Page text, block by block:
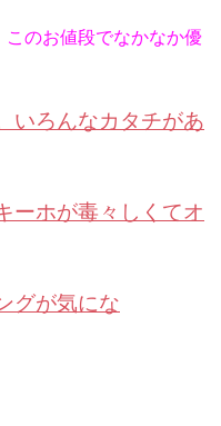
このお値段でなかなか優
いろんなカタチがあ
ーホが毒々しくてオ
グが気にな